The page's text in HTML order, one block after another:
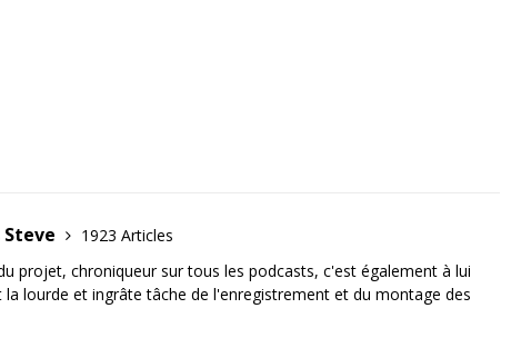
1923 Articles
projet, chroniqueur sur tous les podcasts, c'est également à lui
la lourde et ingrâte tâche de l'enregistrement et du montage des